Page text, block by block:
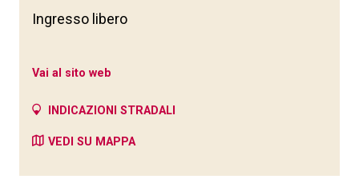
Ingresso libero
Vai al sito web
INDICAZIONI STRADALI
VEDI SU MAPPA